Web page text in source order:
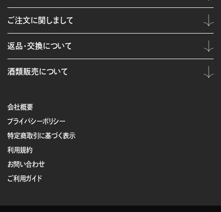
会社概要
プライバシーポリシー
特定商取引に基づく表示
利用規約
お問い合わせ
ご利用ガイド
ご注文に関しまして
返品・交換について
酒類販売について